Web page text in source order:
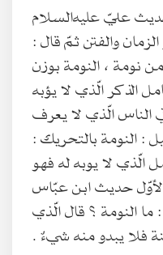
عليّ عليه‌السلام
والفتن ثمّ قال :
نومة ، النومة بوزن
الذكر الّذي لا يؤبه
الناس الّذي لا يعرف
: النومة بالتحريك :
الّذي لا يوبه له فهو
حديث ابن عبّاس
ما النومة ؟ قال الّذي
فلا يبدو منه شيءٌ .